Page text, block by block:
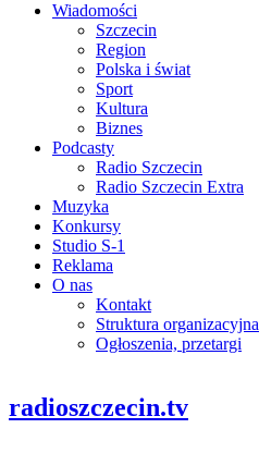
Wiadomości
Szczecin
Region
Polska i świat
Sport
Kultura
Biznes
Podcasty
Radio Szczecin
Radio Szczecin Extra
Muzyka
Konkursy
Studio S-1
Reklama
O nas
Kontakt
Struktura organizacyjna
Ogłoszenia, przetargi
radioszczecin.tv